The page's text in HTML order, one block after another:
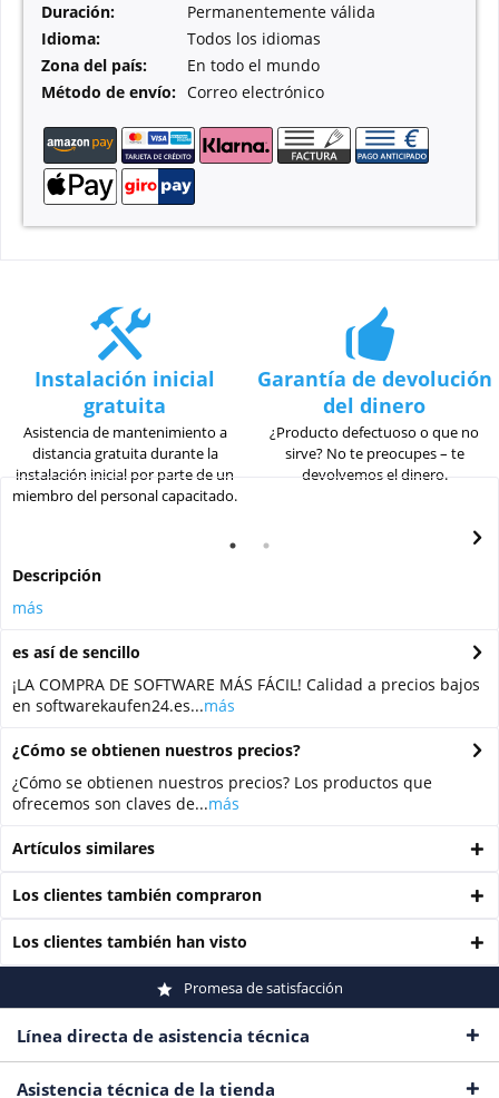
Duración:
Permanentemente válida
Idioma:
Todos los idiomas
Zona del país:
En todo el mundo
Método de envío: Correo electrónico
Instalación inicial
gratuita
Asistencia de mantenimiento a
distancia gratuita durante la
instalación inicial por parte de un
miembro del personal capacitado.
Garantía de devolución
del dinero
¿Producto defectuoso o que no
sirve? No te preocupes – te
devolvemos el dinero.
Descripción
más
es así de sencillo
¡LA COMPRA DE SOFTWARE MÁS FÁCIL! Calidad a precios bajos
en softwarekaufen24.es...más
¿Cómo se obtienen nuestros precios?
¿Cómo se obtienen nuestros precios? Los productos que
ofrecemos son claves de...más
Artículos similares
Los clientes también compraron
Los clientes también han visto
Promesa de satisfacción
Línea directa de asistencia técnica
Asistencia técnica de la tienda